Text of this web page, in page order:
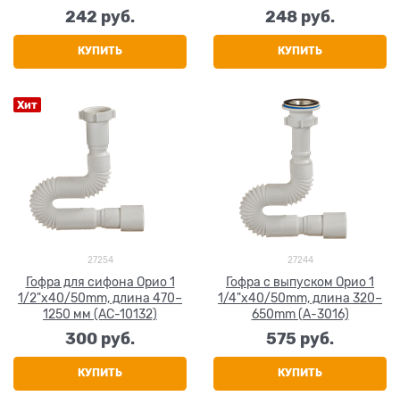
242 руб.
КУПИТЬ
248 руб.
КУПИТЬ
Хит
27254
Гофра для сифона Орио 1
1/2"x40/50mm, длина 470–
1250 мм (AC-10132)
300 руб.
КУПИТЬ
27244
Гофра с выпуском Орио 1
1/4"x40/50mm, длина 320–
650mm (A-3016)
575 руб.
КУПИТЬ